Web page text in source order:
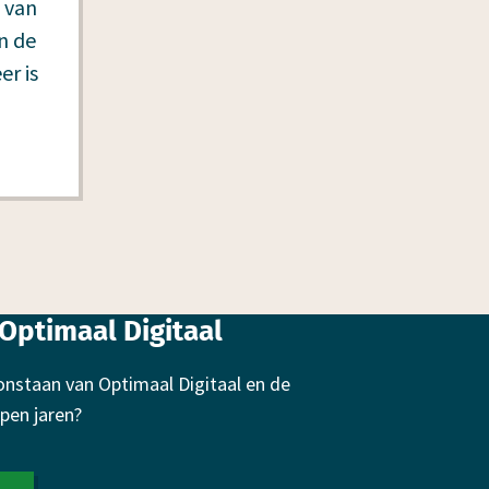
de
is
Digitaal
van Optimaal Digitaal en de
jaren?